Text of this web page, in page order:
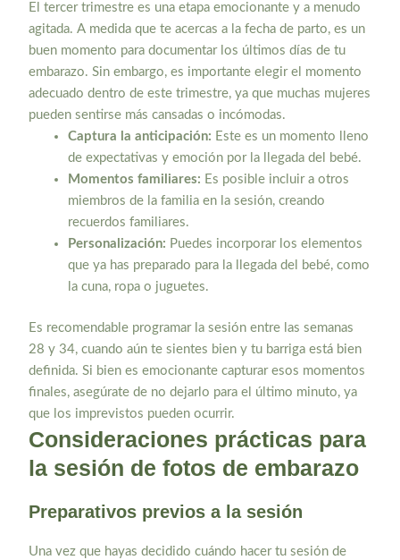
El tercer trimestre es una etapa emocionante y a menudo
agitada. A medida que te acercas a la fecha de parto, es un
buen momento para documentar los últimos días de tu
embarazo. Sin embargo, es importante elegir el momento
adecuado dentro de este trimestre, ya que muchas mujeres
pueden sentirse más cansadas o incómodas.
Captura la anticipación: Este es un momento lleno
de expectativas y emoción por la llegada del bebé.
Momentos familiares: Es posible incluir a otros
miembros de la familia en la sesión, creando
recuerdos familiares.
Personalización: Puedes incorporar los elementos
que ya has preparado para la llegada del bebé, como
la cuna, ropa o juguetes.
Es recomendable programar la sesión entre las semanas
28 y 34, cuando aún te sientes bien y tu barriga está bien
definida. Si bien es emocionante capturar esos momentos
finales, asegúrate de no dejarlo para el último minuto, ya
que los imprevistos pueden ocurrir.
Consideraciones prácticas para
la sesión de fotos de embarazo
Preparativos previos a la sesión
Una vez que hayas decidido cuándo hacer tu sesión de